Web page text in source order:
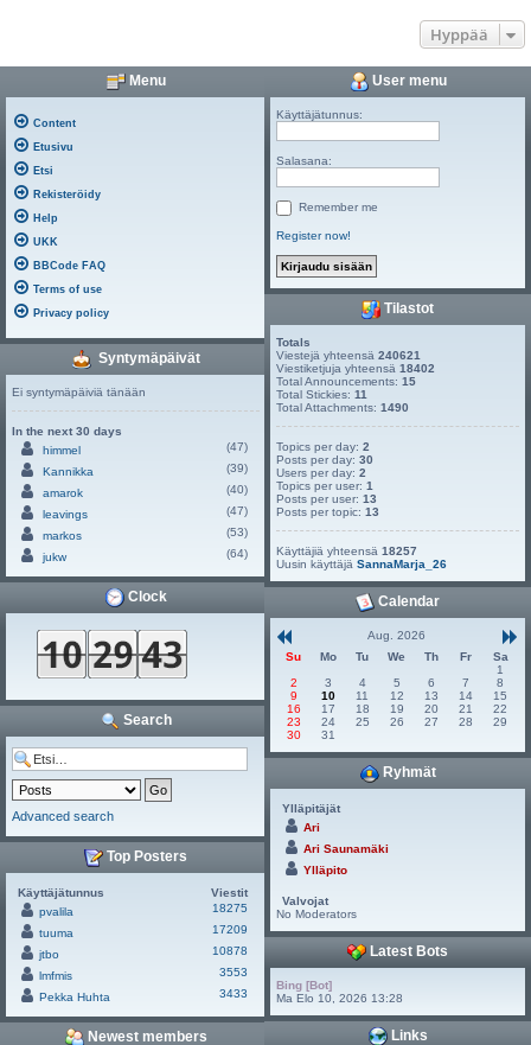
Hyppää
Menu
Content
Etusivu
Etsi
Rekisteröidy
Help
UKK
BBCode FAQ
Terms of use
Privacy policy
Syntymäpäivät
Ei syntymäpäiviä tänään
In the next 30 days
himmel
(47)
Kannikka
(39)
amarok
(40)
leavings
(47)
markos
(53)
jukw
(64)
Clock
Search
Advanced search
Top Posters
Käyttäjätunnus
Viestit
pvalila
18275
tuuma
17209
jtbo
10878
lmfmis
3553
Pekka Huhta
3433
Newest members
User menu
Käyttäjätunnus:
Salasana:
Remember me
Register now!
Tilastot
Totals
Viestejä yhteensä240621
Viestiketjuja yhteensä18402
Total Announcements:15
Total Stickies:11
Total Attachments:1490
Topics per day:2
Posts per day:30
Users per day:2
Topics per user:1
Posts per user:13
Posts per topic:13
Käyttäjiä yhteensä18257
Uusin käyttäjäSannaMarja_26
Calendar
Aug. 2026
Su
Mo Tu We Th Fr
Sa
1
2
3 4 5 6 7
8
9
10 11 12 13 14
15
16
17 18 19 20 21
22
23
24 25 26 27 28
29
30
31
Ryhmät
Ylläpitäjät
Ari
Ari Saunamäki
Ylläpito
Valvojat
No Moderators
Latest Bots
Bing [Bot]
Ma Elo 10, 2026 13:28
Links